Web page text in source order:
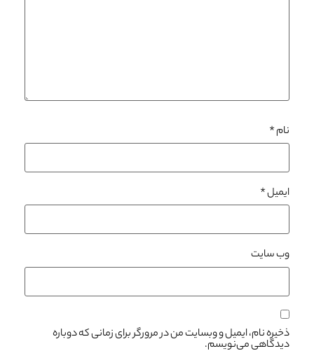
نام*
ایمیل*
وب‌ سایت
ذخیره نام، ایمیل و وبسایت من در مرورگر برای زمانی که دوباره
دیدگاهی می‌نویسم.